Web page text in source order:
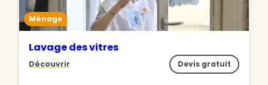
Ménage
Lavage des vitres
Découvrir Devis gratuit